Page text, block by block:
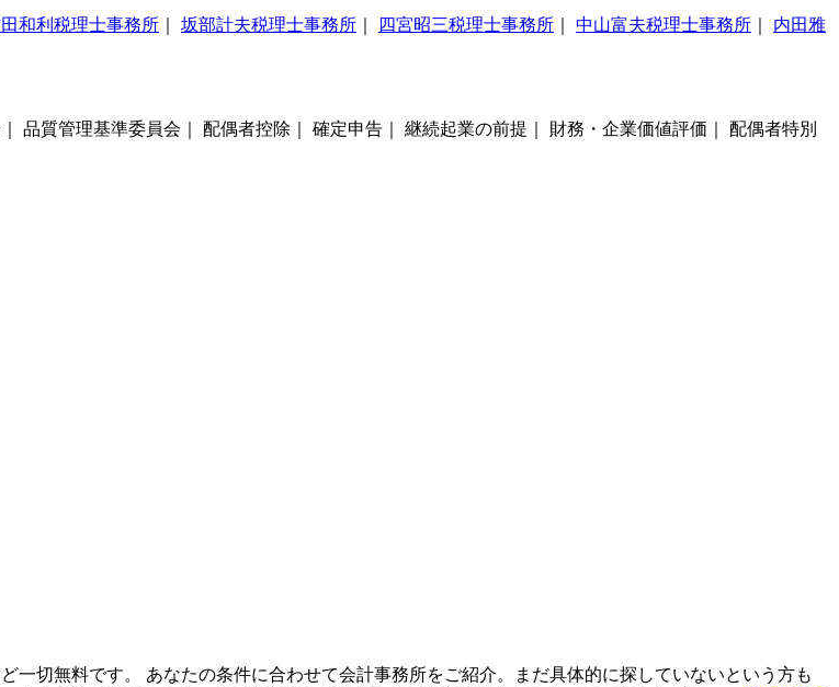
和利税理士事務所 坂部計夫税理士事務所 四宮昭三税理士事務所 中山富夫税理士事務所
内田雅
品質管理基準委員会｜ 配偶者控除｜ 確定申告｜ 継続起業の前提｜ 財務・企業価値評価｜ 配偶者特別
一切無料です。 あなたの条件に合わせて会計事務所をご紹介。まだ具体的に探していないという方も